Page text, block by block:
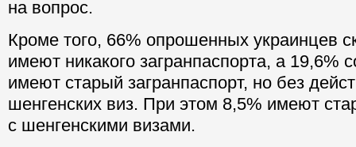
на вопрос.
Кроме того, 66% опрошенных украинцев
имеют никакого загранпаспорта, а 19,6%
имеют старый загранпаспорт, но без
шенгенских виз. При этом 8,5% имеют
с шенгенскими визами.